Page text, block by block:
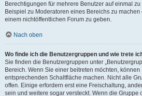
Berechtigungen für mehrere Benutzer auf einmal
Beispiel zu Moderatoren eines Bereichs zu machen
einem nichtöffentlichen Forum zu geben.
Nach oben
Wo finde ich die Benutzergruppen und wie trete
Sie finden die Benutzergruppen unter
Bereich. Wenn Sie einer beitreten möchten, können
entsprechenden Schaltfläche machen. Nicht alle
offen. Einige erfordern erst eine Freischaltung,
sein und weitere sogar versteckt. Wenn die Gruppe